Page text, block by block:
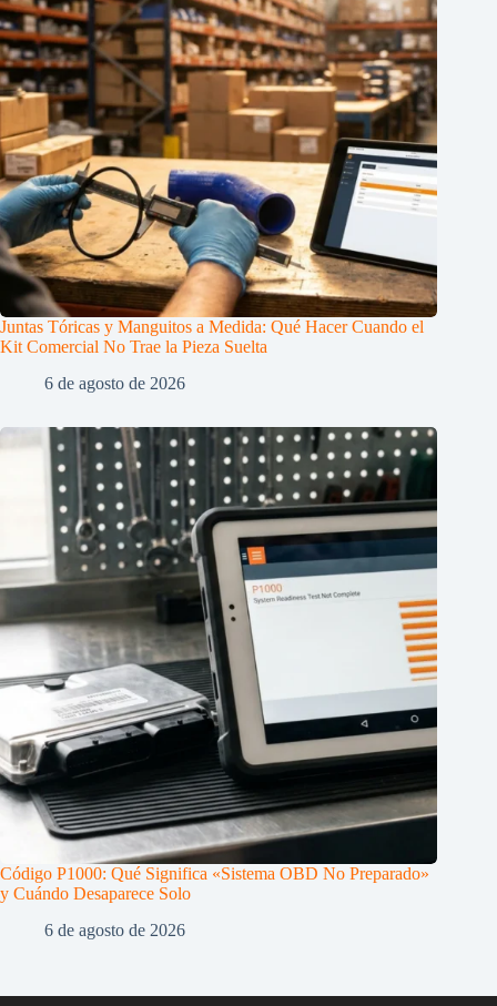
Juntas Tóricas y Manguitos a Medida: Qué Hacer Cuando el
Kit Comercial No Trae la Pieza Suelta
6 de agosto de 2026
Código P1000: Qué Significa «Sistema OBD No Preparado»
y Cuándo Desaparece Solo
6 de agosto de 2026